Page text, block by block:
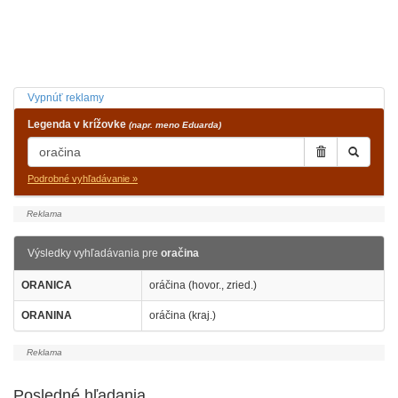
Vypnúť reklamy
Legenda v krížovke (napr. meno Eduarda)
Podrobné vyhľadávanie »
Výsledky vyhľadávania pre oračina
ORANICA oráčina (hovor., zried.)
ORANINA oráčina (kraj.)